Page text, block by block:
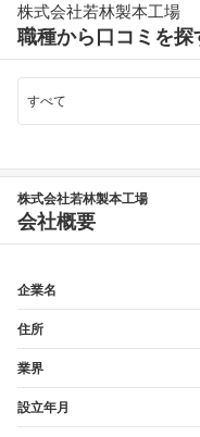
株式会社若林製本工場
職種から口コミを探
すべて
株式会社若林製本工場
会社概要
企業名
住所
業界
設立年月